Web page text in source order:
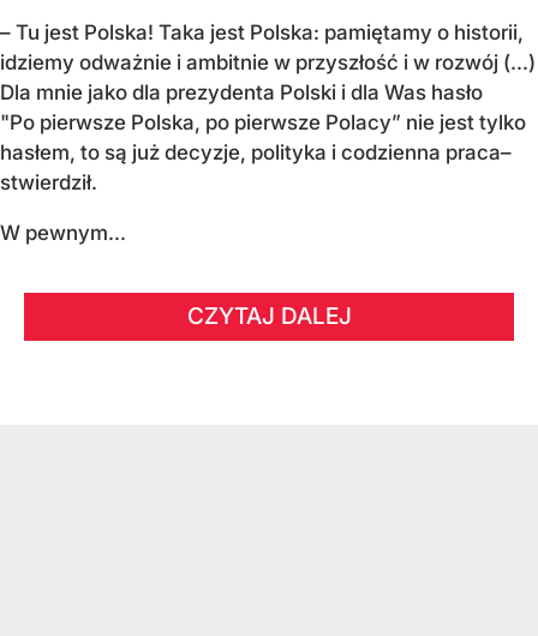
– Tu jest Polska! Taka jest Polska: pamiętamy o historii,
idziemy odważnie i ambitnie w przyszłość i w rozwój (...)
Dla mnie jako dla prezydenta Polski i dla Was hasło
"Po pierwsze Polska, po pierwsze Polacy” nie jest tylko
hasłem, to są już decyzje, polityka i codzienna praca–
stwierdził.
W pewnym...
CZYTAJ DALEJ